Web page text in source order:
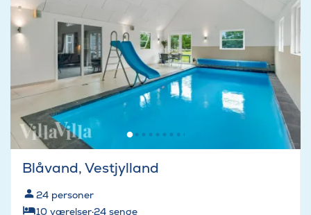
Blåvand, Vestjylland
24 personer
10 værelser·24 senge